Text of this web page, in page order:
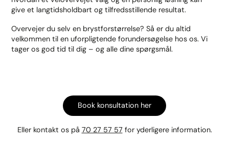
give et langtidsholdbart og tilfredsstillende resultat.
Overvejer du selv en brystforstørrelse? Så er du altid
velkommen til en uforpligtende forundersøgelse hos os. Vi
tager os god tid til dig – og alle dine spørgsmål.
Book konsultation her
Eller kontakt os på 70 27 57 57for yderligere information.